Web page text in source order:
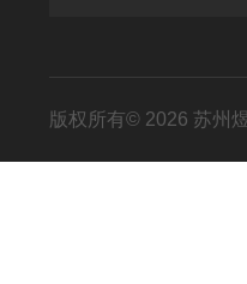
版权所有© 2026 苏州